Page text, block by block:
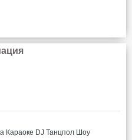
Караоке DJ Танцпол Шоу